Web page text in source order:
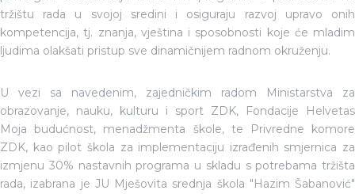
tržištu rada u svojoj sredini i osiguraju razvoj upravo onih
kompetencija, tj. znanja, vještina i sposobnosti koje će mladim
ljudima olakšati pristup sve dinamičnijem radnom okruženju.
U vezi sa navedenim, zajedničkim radom Ministarstva za
obrazovanje, nauku, kulturu i sport ZDK, Fondacije Helvetas
Moja budućnost, menadžmenta škole, te Privredne komore
ZDK, kao pilot škola za implementaciju izrađenih smjernica za
izmjenu 30% nastavnih programa u skladu s potrebama tržišta
rada, izabrana je JU Mješovita srednja škola "Hazim Šabanović"